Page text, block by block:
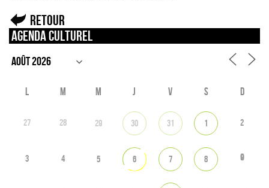
Retour
Agenda culturel
L M M J V S D
27 28 29 30 31 1 2
3 4 5 6 7 8 9